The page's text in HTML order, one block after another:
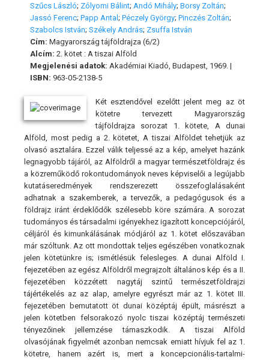
Szűcs László; Zólyomi Bálint; Andó Mihály; Borsy Zoltán;
Jassó Ferenc; Papp Antal; Péczely György; Pinczés Zoltán;
Szabolcs István; Székely András; Zsuffa István
Cím: Magyarország tájföldrajza (6/2)
Alcím: 2. kötet : A tiszai Alföld
Megjelenési adatok: Akadémiai Kiadó, Budapest, 1969. |
ISBN: 963-05-2138-5
Két esztendővel ezelőtt jelent meg az öt
kötetre tervezett Magyarország
tájföldrajza sorozat 1. kötete, A dunai
Alföld, most pedig a 2. kötetet, A tiszai Alföldet tehetjük az
olvasó asztalára. Ezzel válik teljessé az a kép, amelyet hazánk
legnagyobb tájáról, az Alföldről a magyar természetföldrajz és
a közreműködő rokontudományok neves képviselői a legújabb
kutatáseredmények rendszerezett összefoglalásaként
adhatnak a szakemberek, a tervezők, a pedagógusok és a
földrajz iránt érdeklődők szélesebb köre számára. A sorozat
tudományos és társadalmi igényekhez igazított koncepciójáról,
céljáról és kimunkálásának módjáról az 1. kötet előszavában
már szóltunk. Az ott mondottak teljes egészében vonatkoznak
jelen kötetünkre is; ismétlésük felesleges. A dunai Alföld I.
fejezetében az egész Alföldről megrajzolt általános kép és a II.
fejezetében közzétett nagytáj szintű természetföldrajzi
tájértékelés az az alap, amelyre egyrészt már az 1. kötet III.
fejezetében bemutatott öt dunai középtáj épült, másrészt a
jelen kötetben felsorakozó nyolc tiszai középtáj természeti
tényezőinek jellemzése támaszkodik. A tiszai Alföld
olvasójának figyelmét azonban nemcsak emiatt hívjuk fel az 1.
kötetre, hanem azért is, mert a koncepcionális-tartalmi-